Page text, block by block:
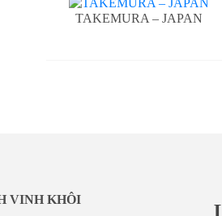
TAKEMURA – JAPAN
VINH KHÔI